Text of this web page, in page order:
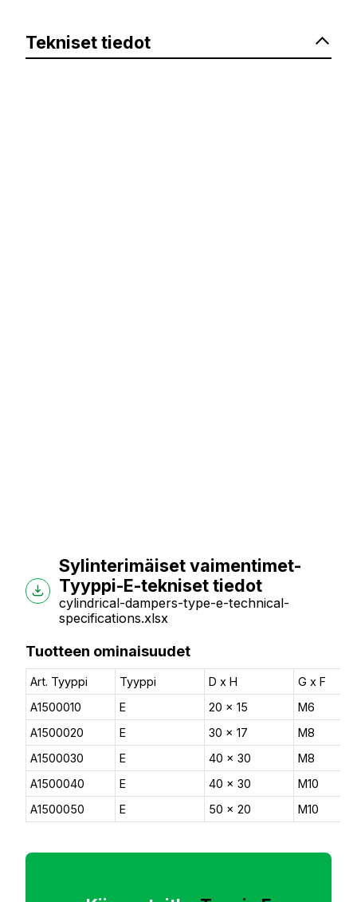
Tekniset tiedot
Sylinterimäiset vaimentimet-
Tyyppi-E-tekniset tiedot
cylindrical-dampers-type-e-technical-
specifications.xlsx
Tuotteen ominaisuudet
Art. Tyyppi Tyyppi D x H
G x F
A1500010
E 20 x 15
M6
A1500020
E 30 x 17
M8
A1500030
E 40 x 30
M8
A1500040
E 40 x 30
M10
A1500050
E 50 x 20 M10